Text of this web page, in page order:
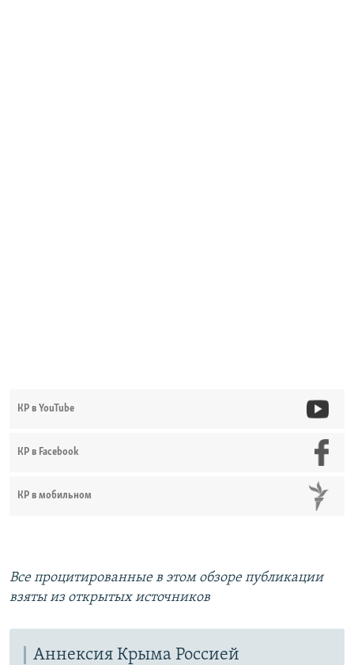
КР в YouTube
КР в Facebook
КР в мобильном
Все процитированные в этом обзоре публикации
взяты из открытых источников
Аннексия Крыма Россией